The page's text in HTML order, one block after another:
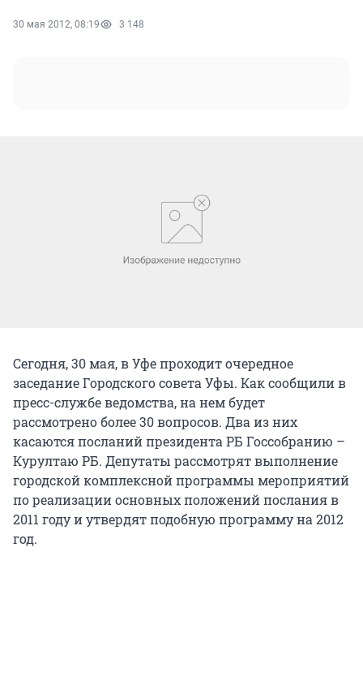
30 мая 2012, 08:19 3 148
Сегодня, 30 мая, в Уфе проходит очередное
заседание Городского совета Уфы. Как сообщили в
пресс-службе ведомства, на нем будет
рассмотрено более 30 вопросов. Два из них
касаются посланий президента РБ Госсобранию –
Курултаю РБ. Депутаты рассмотрят выполнение
городской комплексной программы мероприятий
по реализации основных положений послания в
2011 году и утвердят подобную программу на 2012
год.